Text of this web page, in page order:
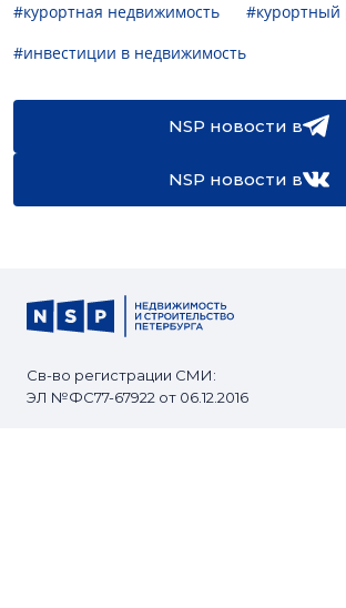
#курортная недвижимость
#курортный
#инвестиции в недвижимость
NSP новости в
NSP новости в
Св-во регистрации СМИ:
ЭЛ №ФС77-67922 от 06.12.2016